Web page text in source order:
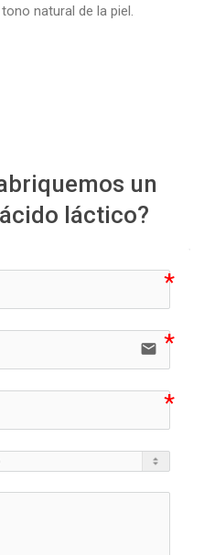
natural de la piel.
un
láctico?
email